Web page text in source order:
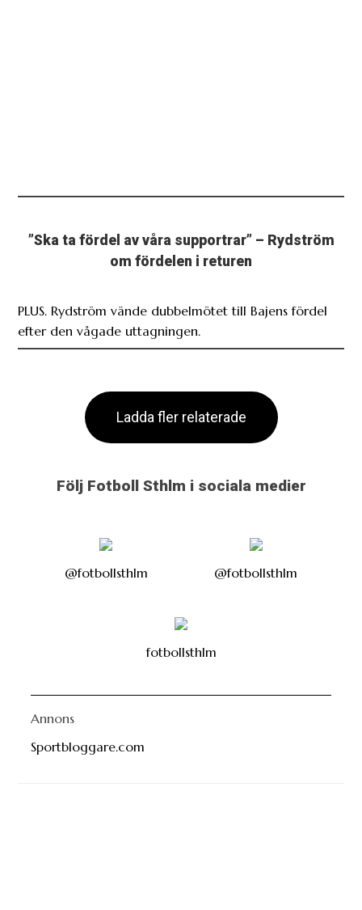
”Ska ta fördel av våra supportrar” – Rydström
om fördelen i returen
PLUS. Rydström vände dubbelmötet till Bajens fördel
efter den vågade uttagningen.
Ladda fler relaterade
Följ Fotboll Sthlm i sociala medier
@fotbollsthlm @fotbollsthlm
fotbollsthlm
Annons
Sportbloggare.com